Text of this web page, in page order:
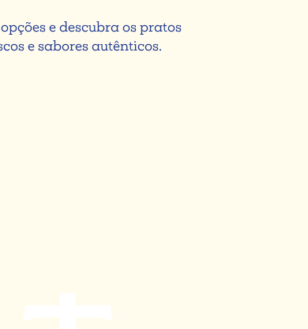
e descubra os pratos
e sabores autênticos.